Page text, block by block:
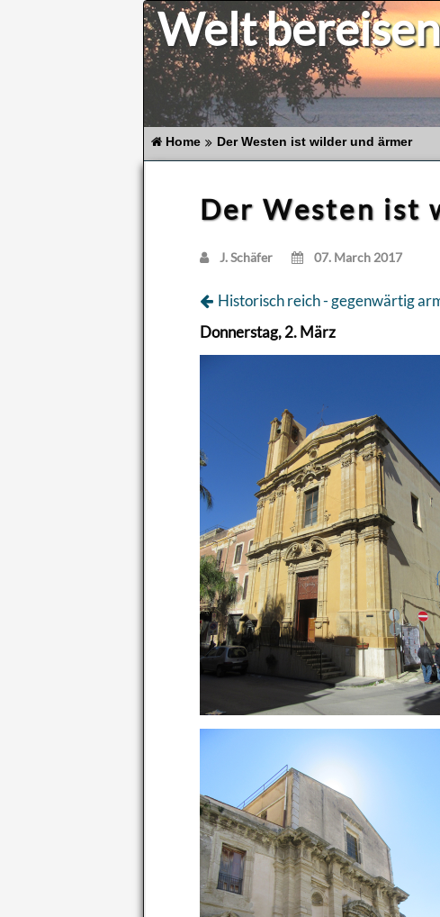
Welt bereisen
Home Der Westen ist wilder und ärmer
Der Westen ist
J. Schä­fer 07. March 2017
His­to­risch reich - ge­gen­wär­tig
Don­ners­tag, 2. März